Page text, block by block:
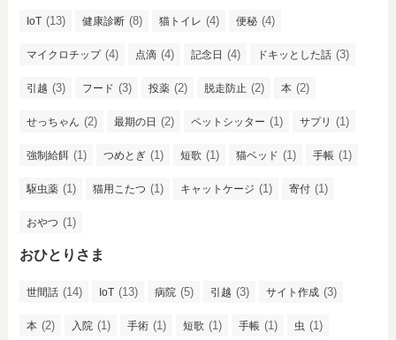
IoT (13) 健康診断 (8) 猫トイレ (4) 便秘 (4)
マイクロチップ (4) 点滴 (4) 記念日 (4) ドキッとした話 (3)
引越 (3) フード (3) 投薬 (2) 脱走防止 (2) 本 (2)
せっちゃん (2) 最期の日 (2) ペットシッター (1) サプリ (1)
強制給餌 (1) つめとぎ (1) 短歌 (1) 猫ベッド (1) 手帳 (1)
駆虫薬 (1) 猫用こたつ (1) キャットケージ (1) 寄付 (1)
おやつ (1)
おひとりさま
世間話 (14) IoT (13) 病院 (5) 引越 (3) サイト作成 (3)
本 (2) 入院 (1) 手術 (1) 短歌 (1) 手帳 (1) 虫 (1)